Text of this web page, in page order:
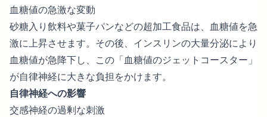
血糖値の急激な変動
砂糖入り飲料や菓子パンなどの超加工食品は、血糖値を急
激に上昇させます。その後、インスリンの大量分泌により
血糖値が急降下し、この「血糖値のジェットコースター」
が自律神経に大きな負担をかけます。
自律神経への影響
交感神経の過剰な刺激